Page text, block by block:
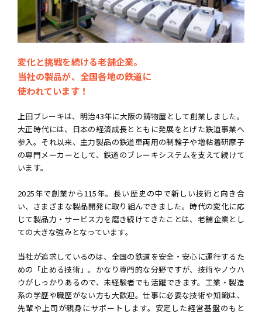
変化と挑戦を続ける老舗企業。
当社の製品が、全国各地の鉄道に
使われています！
上田ブレーキは、明治43年に大阪の鋳物屋として創業しました。
大正時代には、日本の経済成長とともに発展をとげた鉄道事業へ
参入。それ以来、主力製品の鉄道車両用の制輪子や増粘着研摩子
の専門メーカーとして、鉄道のブレーキシステムを支えて続けて
います。
2025年で創業から115年。長い歴史の中で新しい技術と向き合
い、さまざまな製品開発に取り組んできました。時代の変化に応
じて製品力・サービス力を磨き続けてきたことは、老舗企業とし
ての大きな強みとなっています。
当社が追求しているのは、全国の鉄道を安全・安心に運行するた
めの「止める技術」。かなり専門的な分野ですが、技術やノウハ
ウがしっかりあるので、未経験者でも活躍できます。工業・製造
系の学歴や職歴がない方も大歓迎。仕事に必要な技術や知識は、
先輩や上司が親身にサポートします。安定した経営基盤のもと